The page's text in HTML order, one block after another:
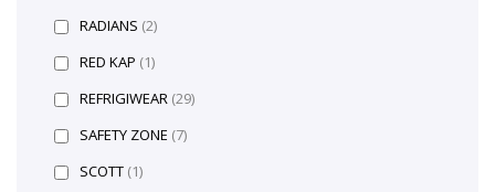
RADIANS (2)
RED KAP (1)
REFRIGIWEAR (29)
SAFETY ZONE (7)
SCOTT (1)